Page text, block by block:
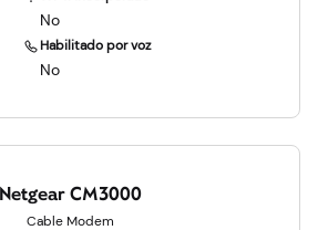
No
Habilitado por voz
No
Netgear CM3000
Cable Modem